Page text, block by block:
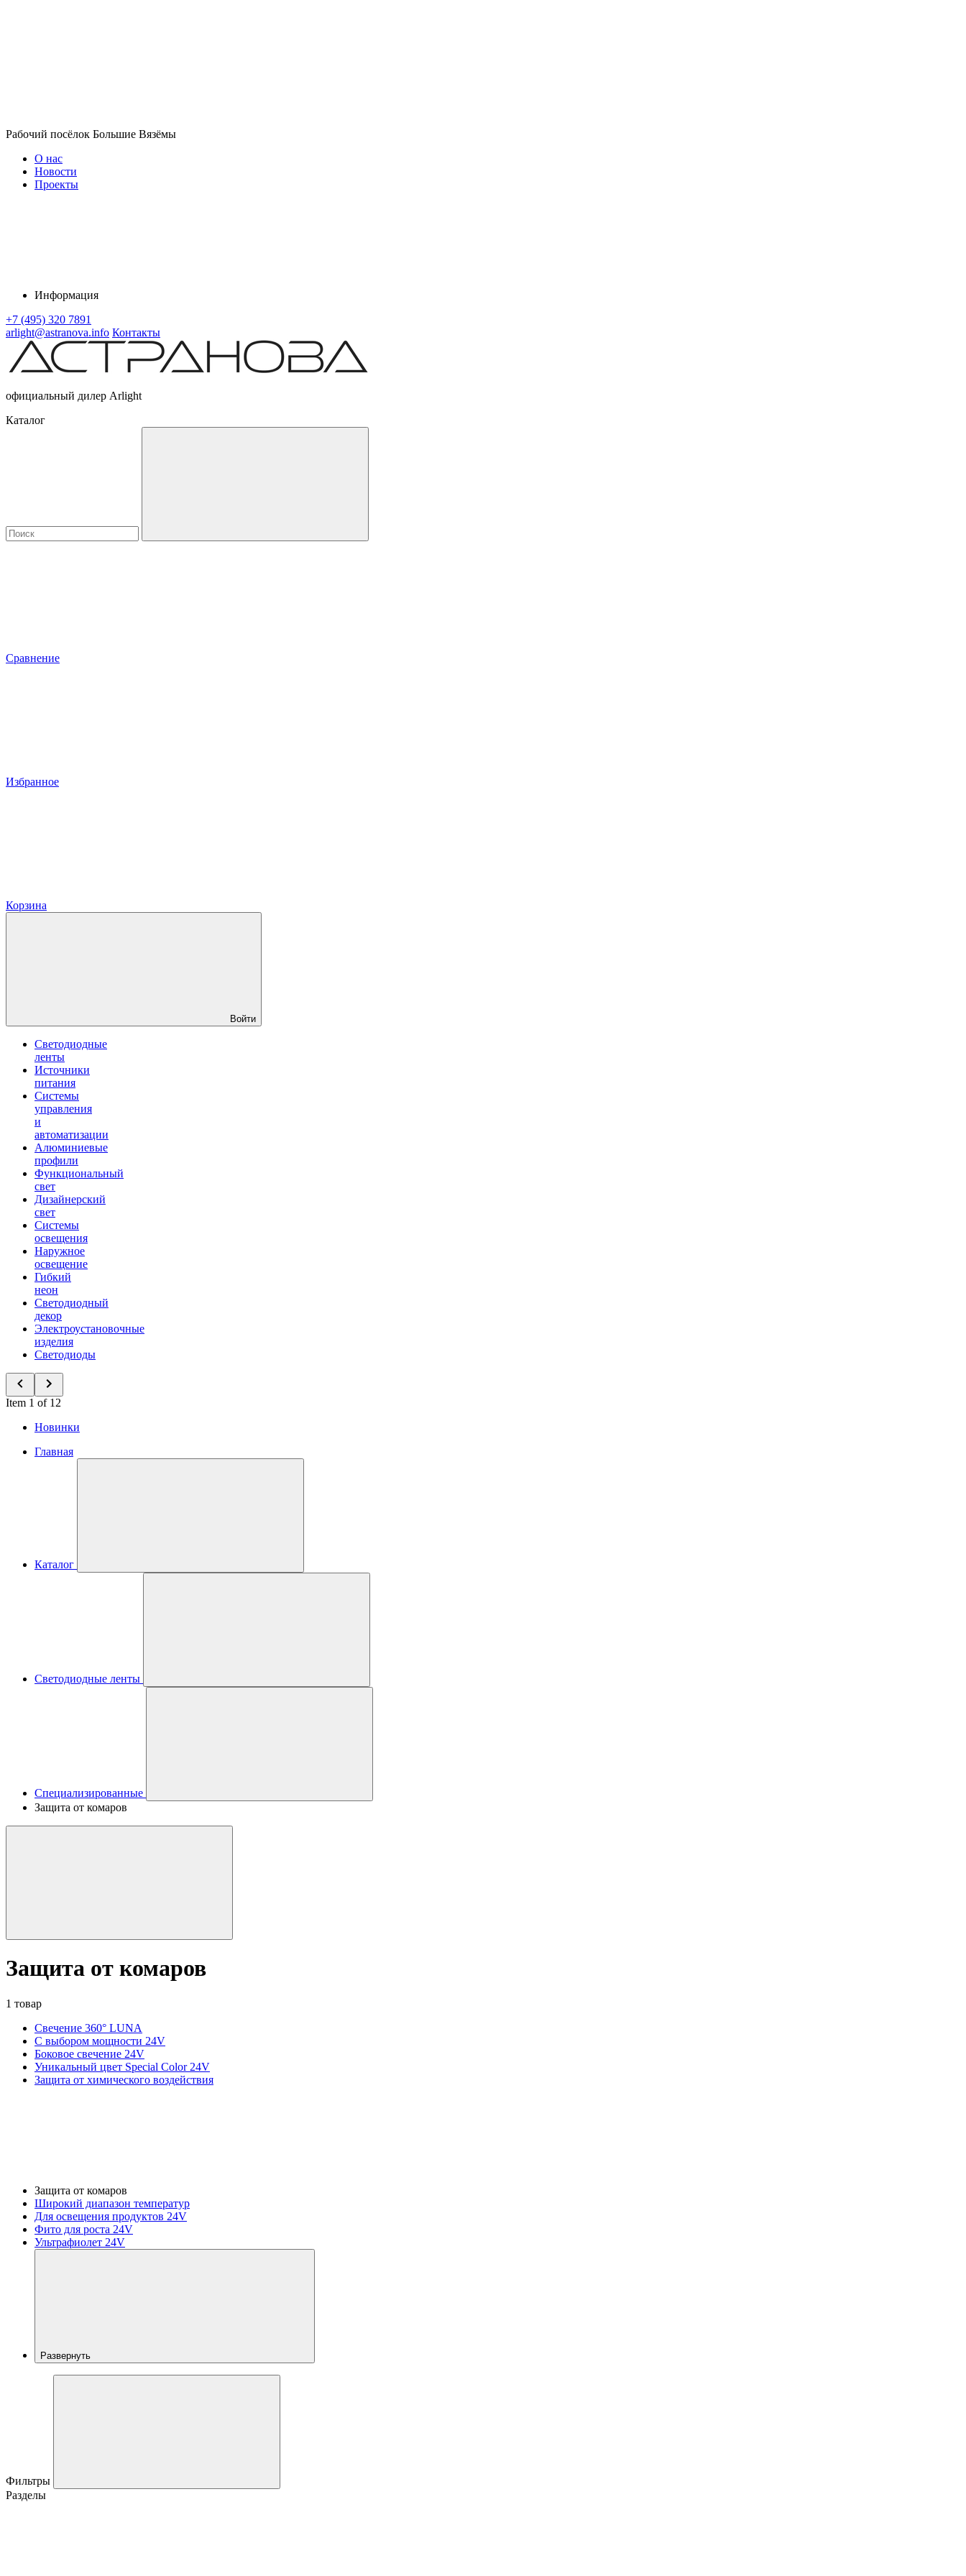
Рабочий посёлок Большие Вязёмы
О нас
Новости
Проекты
Информация
+7 (495) 320 7891
arlight@astranova.info Контакты
официальный дилер Arlight
Каталог
Сравнение
Избранное
Корзина
Войти
Светодиодные
ленты
Источники
питания
Системы
управления
и
автоматизации
Алюминиевые
профили
Функциональный
свет
Дизайнерский
свет
Системы
освещения
Наружное
освещение
Гибкий
неон
Светодиодный
декор
Электроустановочные
изделия
Светодиоды
Item 1 of 12
Новинки
Главная
Каталог
Светодиодные ленты
Специализированные
Защита от комаров
Защита от комаров
1 товар
Свечение 360° LUNA
С выбором мощности 24V
Боковое свечение 24V
Уникальный цвет Special Color 24V
Защита от химического воздействия
Защита от комаров
Широкий диапазон температур
Для освещения продуктов 24V
Фито для роста 24V
Ультрафиолет 24V
Развернуть
Фильтры
Разделы